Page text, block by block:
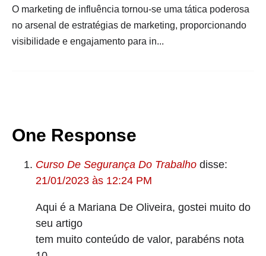
O marketing de influência tornou-se uma tática poderosa
no arsenal de estratégias de marketing, proporcionando
visibilidade e engajamento para in...
One Response
Curso De Segurança Do Trabalho disse:
21/01/2023 às 12:24 PM
Aqui é a Mariana De Oliveira, gostei muito do
seu artigo
tem muito conteúdo de valor, parabéns nota